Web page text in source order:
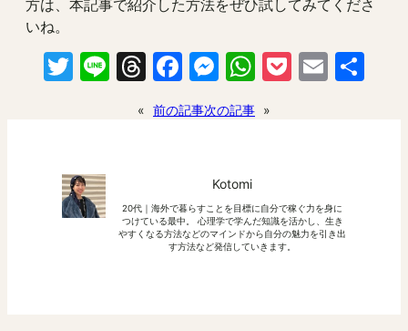
方は、本記事で紹介した方法をぜひ試してみてくださ
いね。
Twitter
LineThreads
Facebook
Messenger
WhatsApp
Pocket
Email
« 前の記事次の記事 »
Kotomi
20代｜海外で暮らすことを目標に自分で稼ぐ力を身に
つけている最中。 心理学で学んだ知識を活かし、生き
やすくなる方法などのマインドから自分の魅力を引き出
す方法など発信していきます。